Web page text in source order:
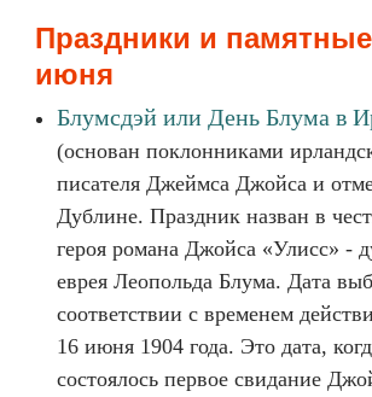
Праздники и
июня
Блумсдэй или День Блума в
(основан поклонниками
писателя Джеймса Джойса и
Дублине. Праздник назван в
героя романа Джойса «Улисс» -
еврея Леопольда Блума. Дата
соответствии с временем
16 июня 1904 года. Это дата,
состоялось первое свидание